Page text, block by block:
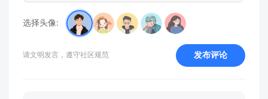
选择头像:
请文明发言，遵守社区规范 发布评论